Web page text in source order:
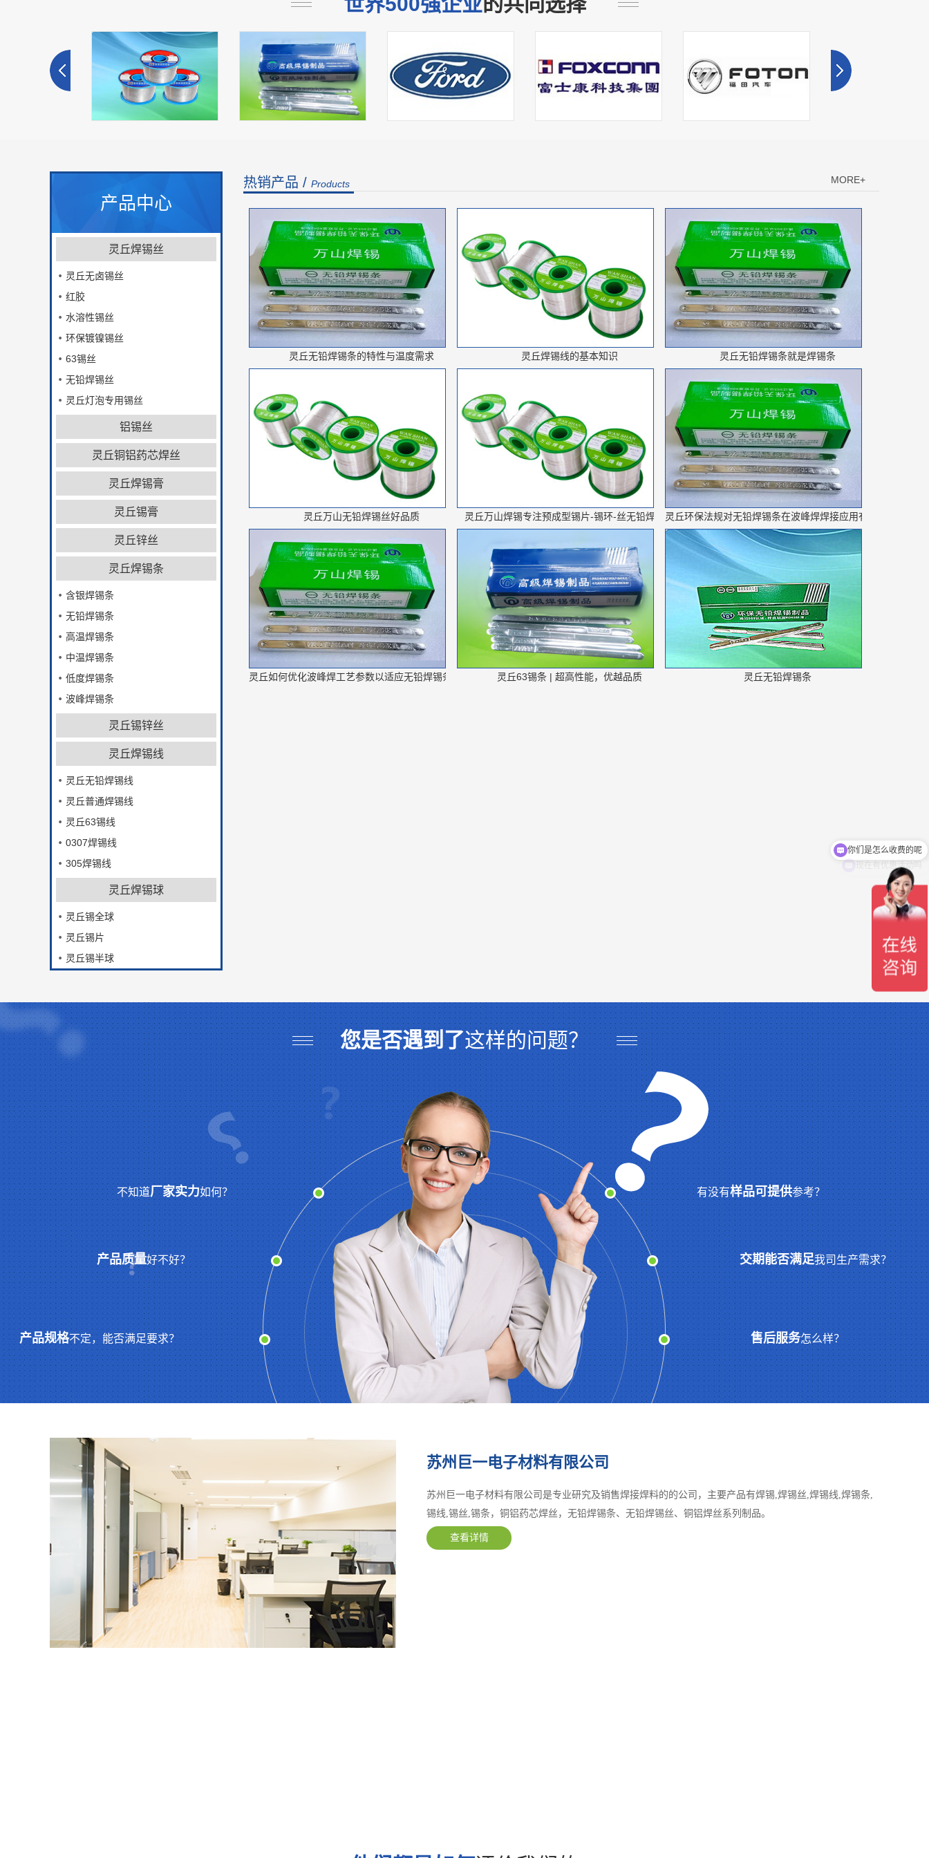
灵丘锡丝的库存与生产之间存
在动态关系，主要通过看仓库产品中心
灵丘焊锡丝
灵丘无卤锡丝
红胶
水溶性锡丝
环保镀镍锡丝
63锡丝
无铅焊锡丝
灵丘灯泡专用锡丝
铝锡丝
灵丘铜铝药芯焊丝
灵丘焊锡膏
灵丘锡膏
灵丘锌丝
灵丘焊锡条
含银焊锡条
无铅焊锡条
高温焊锡条
中温焊锡条
低度焊锡条
波峰焊锡条
灵丘锡锌丝
灵丘焊锡线
灵丘无铅焊锡线
灵丘普通焊锡线
灵丘63锡线
0307焊锡线
305焊锡线
灵丘焊锡球
灵丘锡全球
灵丘锡片
灵丘锡半球
热销产品 / Products MORE+
灵丘无铅焊锡条的特性与温度需求 灵丘​焊锡线的基本知识 灵丘无铅焊锡条就是焊锡条
灵丘万山无铅焊锡丝好品质 灵丘万山焊锡专注预成型锡片-锡环-丝无铅焊锡丝
灵丘63锡条 | 超高性能，优越品质 灵丘无铅焊锡条
您是否遇到了这样的问题？
产品规格不定，能否满足要求？
产品质量好不好？
不知道厂家实力如何？ 有没有样品可提供参考？
交期能否满足我司生产需求？
售后服务怎么样？
苏州巨一电子材料有限公司
苏州巨一电子材料有限公司是专业研究及销售焊接焊料的的公司，主要产品有焊锡,焊锡丝,焊锡线,焊锡条,
锡线,锡丝,锡条，铜铝药芯焊丝，无铅焊锡条、无铅焊锡丝、铜铝焊丝系列制品。
查看详情
现在有优惠活动吗